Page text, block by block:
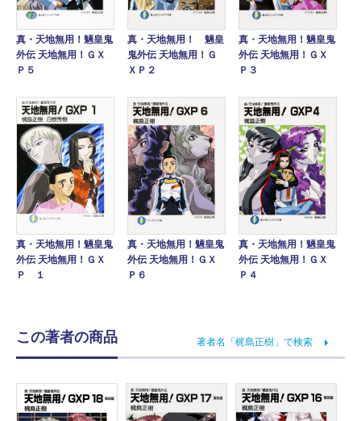
真・天地無用！魎皇鬼
外伝 天地無用！ＧＸ
Ｐ５
真・天地無用！ 魎皇
鬼外伝 天地無用！Ｇ
ＸＰ２
真・天地無用！魎皇鬼
外伝 天地無用！ＧＸ
Ｐ３
真・天地無用！魎皇鬼
外伝 天地無用！ＧＸ
Ｐ １
真・天地無用！魎皇鬼
外伝 天地無用！ＧＸ
Ｐ６
真・天地無用！魎皇鬼
外伝 天地無用！ＧＸ
Ｐ４
この著者の商品 著者名「梶島正樹」で検索